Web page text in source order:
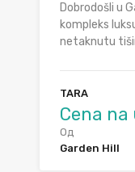
Dobrodošli u
kompleks
netaknutu
TARA
Cena na
Од
Garden Hill